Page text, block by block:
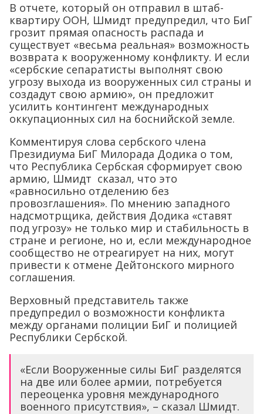
В отчете, который он отправил в штаб-
квартиру ООН, Шмидт предупредил, что БиГ
грозит прямая опасность распада и
существует «весьма реальная» возможность
возврата к вооруженному конфликту. И если
«сербские сепаратисты выполнят свою
угрозу выхода из вооруженных сил страны и
создадут свою армию», он предложит
усилить контингент международных
оккупационных сил на боснийской земле.
Комментируя слова сербского члена
Президиума БиГ Милорада Додика о том,
что Республика Сербская сформирует свою
армию, Шмидт сказал, что это
«равносильно отделению без
провозглашения». По мнению западного
надсмотрщика, действия Додика «ставят
под угрозу» не только мир и стабильность в
стране и регионе, но и, если международное
сообщество не отреагирует на них, могут
привести к отмене Дейтонского мирного
соглашения.
Верховный представитель также
предупредил о возможности конфликта
между органами полиции БиГ и полицией
Республики Сербской.
«Если Вооруженные силы БиГ разделятся
на две или более армии, потребуется
переоценка уровня международного
военного присутствия», – сказал Шмидт.